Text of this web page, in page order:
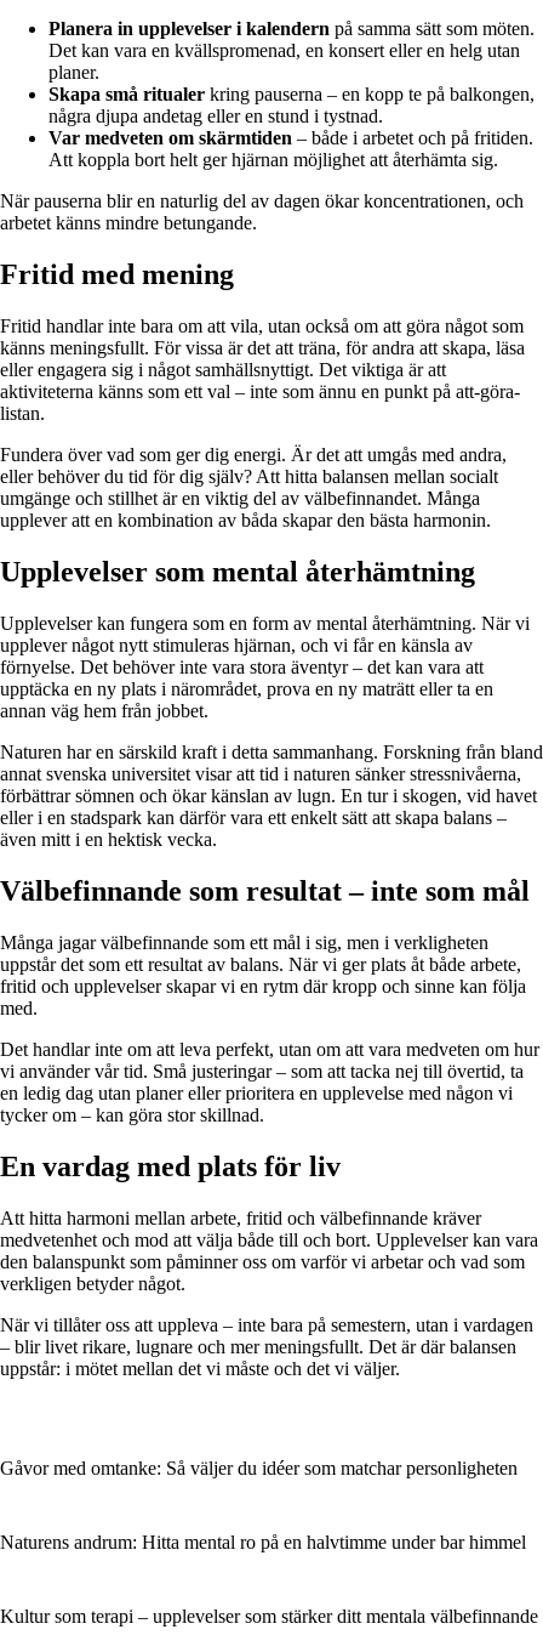
Planera in upplevelser i kalendern på samma sätt som möten.
Det kan vara en kvällspromenad, en konsert eller en helg utan
planer.
Skapa små ritualer kring pauserna – en kopp te på balkongen,
några djupa andetag eller en stund i tystnad.
Var medveten om skärmtiden – både i arbetet och på fritiden.
Att koppla bort helt ger hjärnan möjlighet att återhämta sig.
När pauserna blir en naturlig del av dagen ökar koncentrationen, och
arbetet känns mindre betungande.
Fritid med mening
Fritid handlar inte bara om att vila, utan också om att göra något som
känns meningsfullt. För vissa är det att träna, för andra att skapa, läsa
eller engagera sig i något samhällsnyttigt. Det viktiga är att
aktiviteterna känns som ett val – inte som ännu en punkt på att-göra-
listan.
Fundera över vad som ger dig energi. Är det att umgås med andra,
eller behöver du tid för dig själv? Att hitta balansen mellan socialt
umgänge och stillhet är en viktig del av välbefinnandet. Många
upplever att en kombination av båda skapar den bästa harmonin.
Upplevelser som mental återhämtning
Upplevelser kan fungera som en form av mental återhämtning. När vi
upplever något nytt stimuleras hjärnan, och vi får en känsla av
förnyelse. Det behöver inte vara stora äventyr – det kan vara att
upptäcka en ny plats i närområdet, prova en ny maträtt eller ta en
annan väg hem från jobbet.
Naturen har en särskild kraft i detta sammanhang. Forskning från bland
annat svenska universitet visar att tid i naturen sänker stressnivåerna,
förbättrar sömnen och ökar känslan av lugn. En tur i skogen, vid havet
eller i en stadspark kan därför vara ett enkelt sätt att skapa balans –
även mitt i en hektisk vecka.
Välbefinnande som resultat – inte som mål
Många jagar välbefinnande som ett mål i sig, men i verkligheten
uppstår det som ett resultat av balans. När vi ger plats åt både arbete,
fritid och upplevelser skapar vi en rytm där kropp och sinne kan följa
med.
Det handlar inte om att leva perfekt, utan om att vara medveten om hur
vi använder vår tid. Små justeringar – som att tacka nej till övertid, ta
en ledig dag utan planer eller prioritera en upplevelse med någon vi
tycker om – kan göra stor skillnad.
En vardag med plats för liv
Att hitta harmoni mellan arbete, fritid och välbefinnande kräver
medvetenhet och mod att välja både till och bort. Upplevelser kan vara
den balanspunkt som påminner oss om varför vi arbetar och vad som
verkligen betyder något.
När vi tillåter oss att uppleva – inte bara på semestern, utan i vardagen
– blir livet rikare, lugnare och mer meningsfullt. Det är där balansen
uppstår: i mötet mellan det vi måste och det vi väljer.
Gåvor med omtanke: Så väljer du idéer som matchar personligheten
Naturens andrum: Hitta mental ro på en halvtimme under bar himmel
Kultur som terapi – upplevelser som stärker ditt mentala välbefinnande